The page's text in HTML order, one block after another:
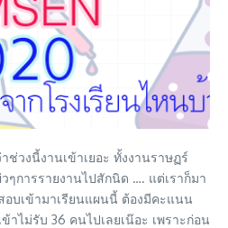
วงนี้งานเข้าเยอะ ทั้งงานราษฏร์
ๆการรายงานไปสักนิด …. แต่เราก็มา
อบเข้ามาเรียนแผนนี้ ต้องมีคะแนน
าไม่รับ 36 คนไปเลยเน๊อะ เพราะก่อน